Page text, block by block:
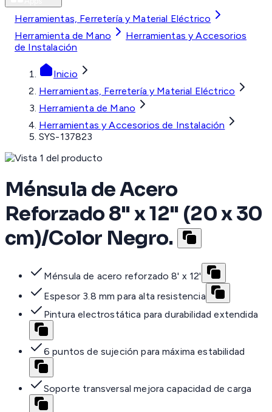
Herramientas, Ferretería y Material Eléctrico
Herramienta de Mano
Herramientas y Accesorios
de Instalación
Inicio
Herramientas, Ferretería y Material Eléctrico
Herramienta de Mano
Herramientas y Accesorios de Instalación
SYS-137823
Ménsula de Acero
Reforzado 8" x 12" (20 x 30
cm)/Color Negro.
Ménsula de acero reforzado 8' x 12'
Espesor 3.8 mm para alta resistencia
Pintura electrostática para durabilidad extendida
6 puntos de sujeción para máxima estabilidad
Soporte transversal mejora capacidad de carga